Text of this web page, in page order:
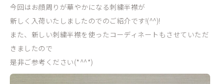
今回はお顔周りが華やかになる刺繍半襟が
新しく入荷いたしましたのでのご紹介です!(^^)!
また、新しい刺繍半襟を使ったコーディネートもさせていただ
きましたので
是非ご参考ください(*^^*)